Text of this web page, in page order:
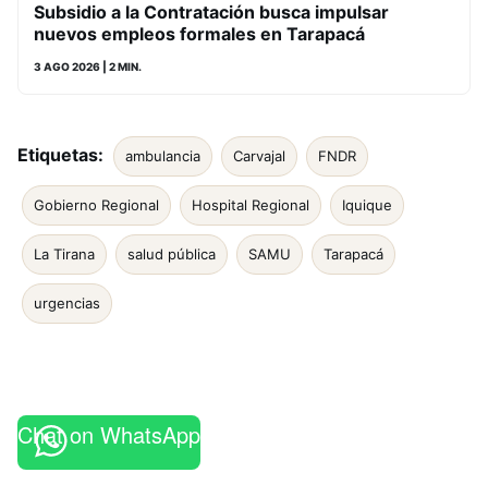
Subsidio a la Contratación busca impulsar
nuevos empleos formales en Tarapacá
3 AGO 2026 | 2 MIN.
Etiquetas: ambulancia Carvajal FNDR
Gobierno Regional Hospital Regional Iquique
La Tirana salud pública SAMU Tarapacá
urgencias
Chat on WhatsApp